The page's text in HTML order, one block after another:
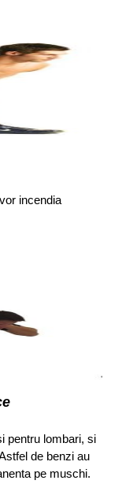
incendia
pentru lombari, si
de benzi au
pe muschi.